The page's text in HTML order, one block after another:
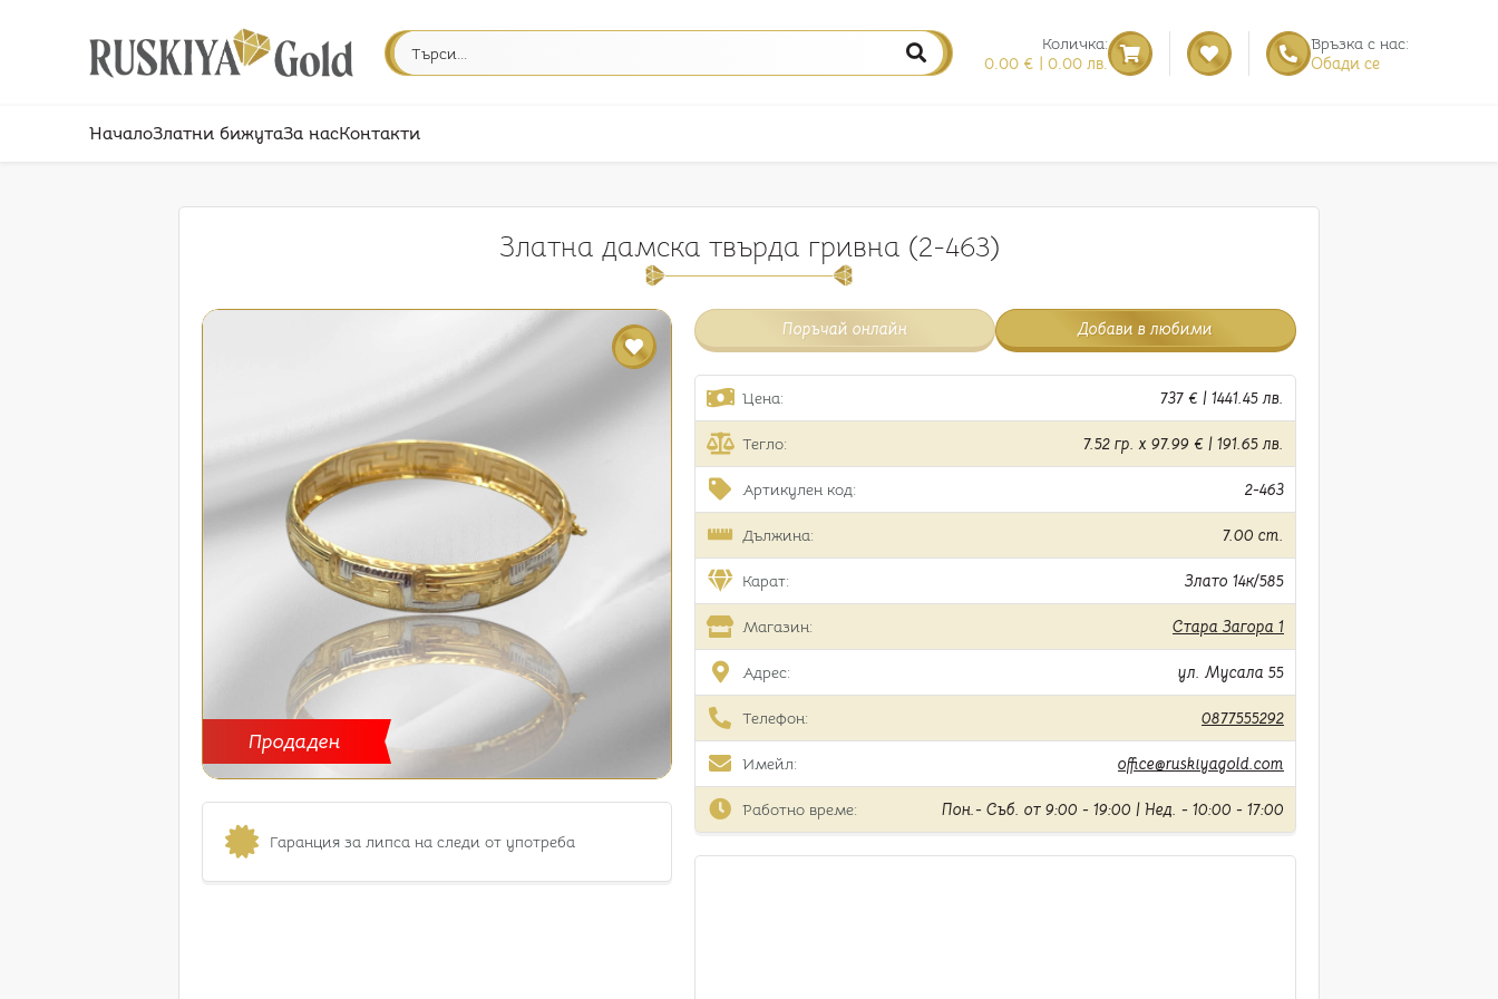
Количка:
0.00 € | 0.00 лв.
Връзка с нас:
Обади се
НачалоЗлатни бижутаЗа насКонтакти
Златна дамска твърда гривна (2-463)
Продаден
Гаранция за липса на следи от употреба
Поръчай онлайн Добави в любими
Цена: 737 € | 1441.45 лв.
Тегло: 7.52 гр. x 97.99 € | 191.65 лв.
Артикулен код: 2-463
Дължина: 7.00 cm.
Карат: Злато 14к/585
Магазин: Стара Загора 1
Адрес: ул. Мусала 55
Телефон: 0877555292
Имейл: office@ruskiyagold.com
Работно време: Пон.- Съб. от 9:00 - 19:00 | Нед. - 10:00 - 17:00